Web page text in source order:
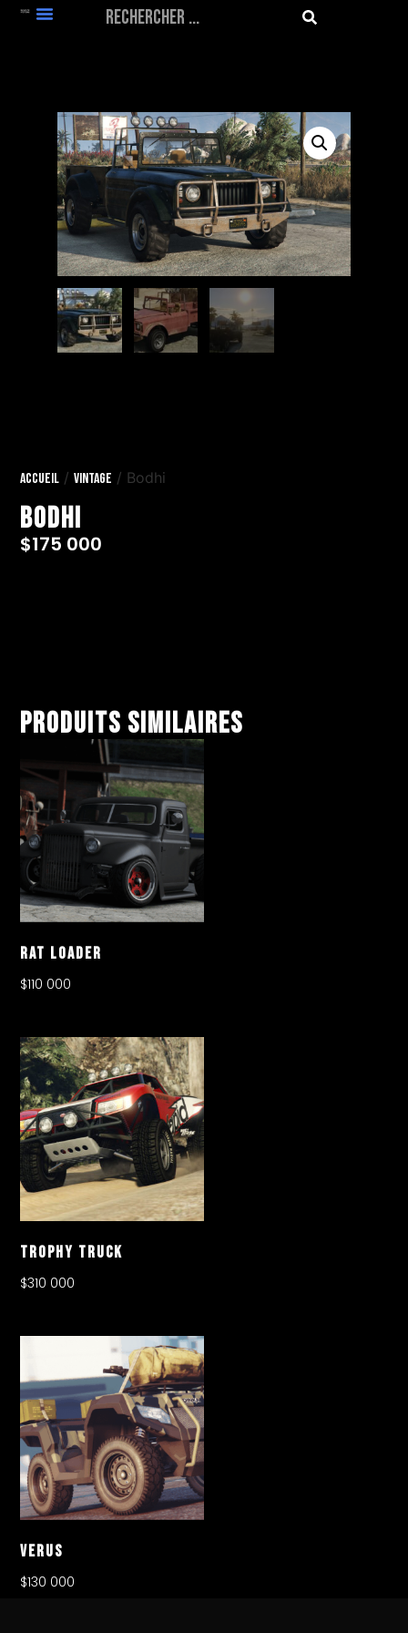
Accueil /Vintage / Bodhi
Bodhi
$175 000
Produits similaires
Rat Loader
$110 000
Trophy Truck
$310 000
Verus
$130 000